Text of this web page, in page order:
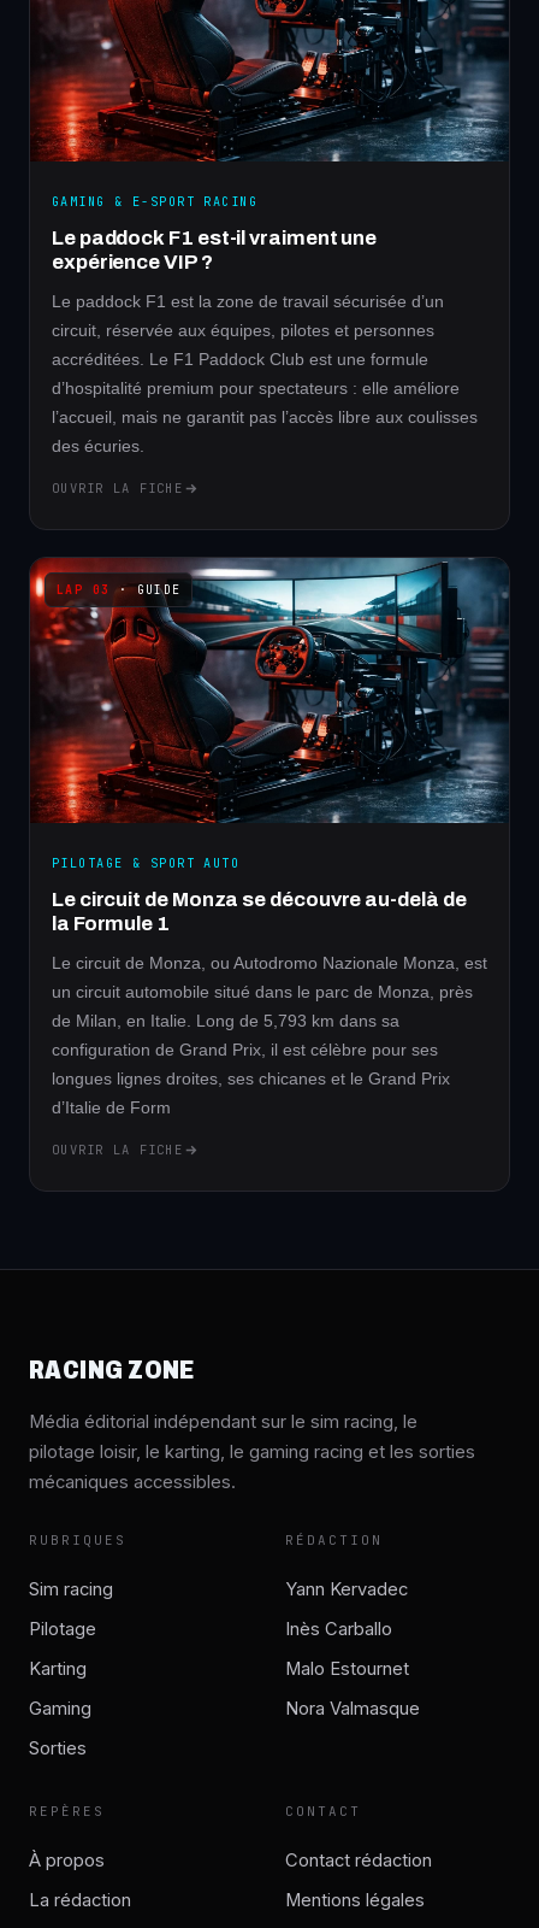
GAMING & E-SPORT RACING
Le paddock F1 est-il vraiment une
expérience VIP ?
Le paddock F1 est la zone de travail sécurisée d’un
circuit, réservée aux équipes, pilotes et personnes
accréditées. Le F1 Paddock Club est une formule
d’hospitalité premium pour spectateurs : elle améliore
l’accueil, mais ne garantit pas l’accès libre aux coulisses
des écuries.
OUVRIR LA FICHE
· GUIDE
PILOTAGE & SPORT AUTO
Le circuit de Monza se découvre au-delà de
la Formule 1
Le circuit de Monza, ou Autodromo Nazionale Monza, est
un circuit automobile situé dans le parc de Monza, près
de Milan, en Italie. Long de 5,793 km dans sa
configuration de Grand Prix, il est célèbre pour ses
longues lignes droites, ses chicanes et le Grand Prix
d’Italie de Form
OUVRIR LA FICHE
RACING ZONE
Média éditorial indépendant sur le sim racing, le
pilotage loisir, le karting, le gaming racing et les sorties
mécaniques accessibles.
RUBRIQUES
Sim racing
Pilotage
Karting
Gaming
Sorties
RÉDACTION
Yann Kervadec
Inès Carballo
Malo Estournet
Nora Valmasque
REPÈRES
À propos
La rédaction
CONTACT
Contact rédaction
Mentions légales